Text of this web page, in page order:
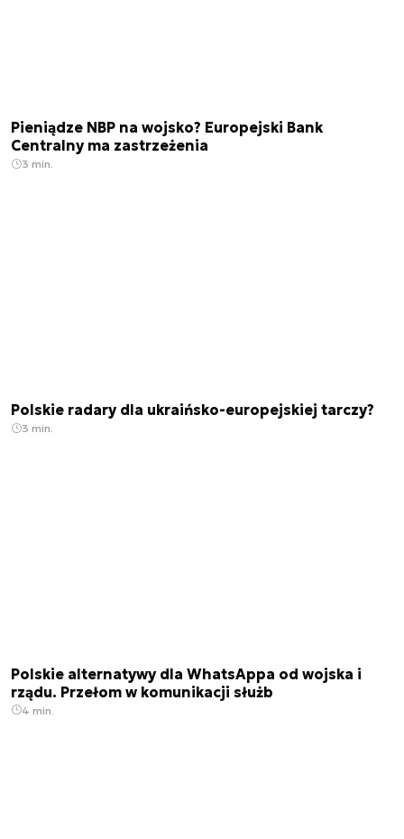
Pieniądze NBP na wojsko? Europejski Bank
Centralny ma zastrzeżenia
3 min.
Polskie radary dla ukraińsko-europejskiej tarczy?
3 min.
Polskie alternatywy dla WhatsAppa od wojska i
rządu. Przełom w komunikacji służb
4 min.